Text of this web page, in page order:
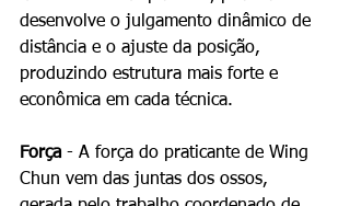
desenvolve o julgamento dinâmico de
distância e o ajuste da posição,
produzindo estrutura mais forte e
econômica em cada técnica.
Força - A força do praticante de Wing
Chun vem das juntas dos ossos,